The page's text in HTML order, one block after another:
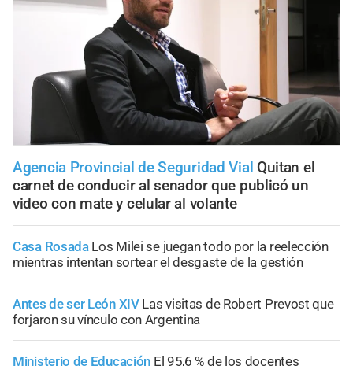
Agencia Provincial de Seguridad Vial Quitan el
carnet de conducir al senador que publicó un
video con mate y celular al volante
Casa Rosada Los Milei se juegan todo por la reelección
mientras intentan sortear el desgaste de la gestión
Antes de ser León XIV Las visitas de Robert Prevost que
forjaron su vínculo con Argentina
Ministerio de Educación El 95,6 % de los docentes